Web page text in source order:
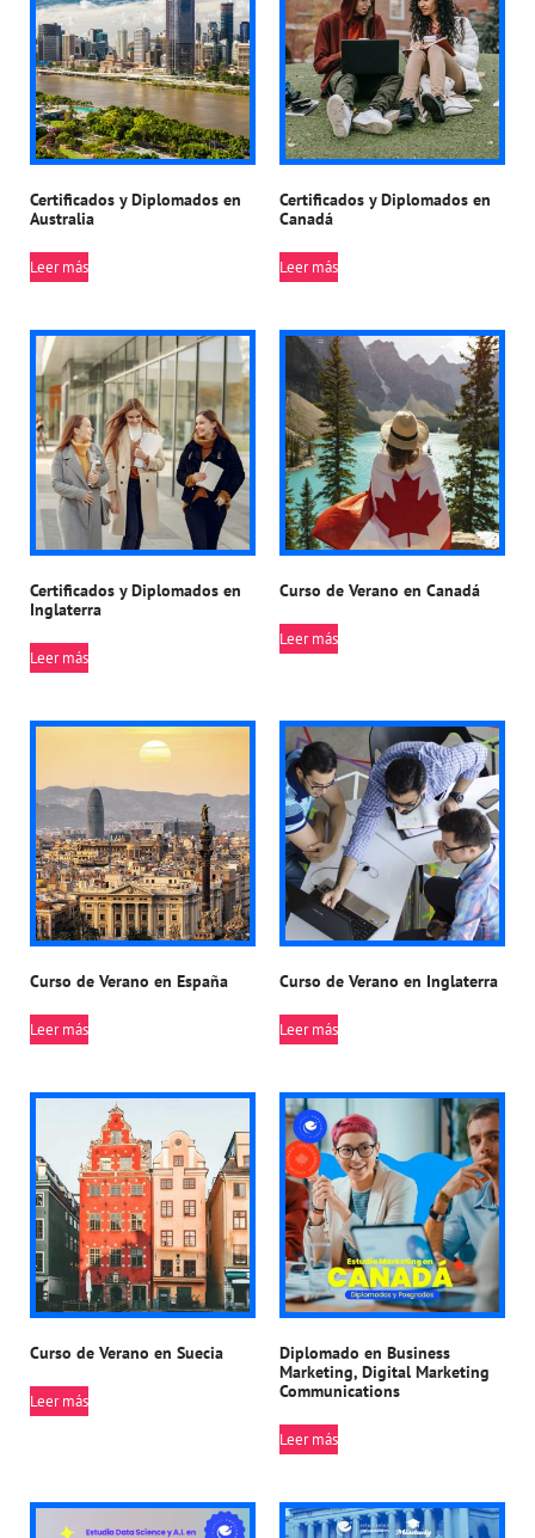
Certificados y Diplomados en
Australia
Leer más
Certificados y Diplomados en
Canadá
Leer más
Certificados y Diplomados en
Inglaterra
Leer más
Curso de Verano en Canadá
Leer más
Curso de Verano en España
Leer más
Curso de Verano en Inglaterra
Leer más
Curso de Verano en Suecia
Leer más
Diplomado en Business
Marketing, Digital Marketing
Communications
Leer más